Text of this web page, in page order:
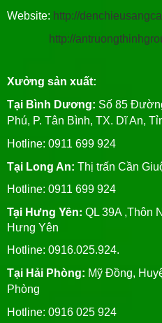
Website: http://
http://
Xưởng sản xuất:
Tại Bình Dương: Số 85
Phú, P. Tân Bình, TX. Dĩ An,
Hotline: 0911 699 924
Tại Long An: Thị trấn Cần
Hotline: 0911 699 924
Tại Hưng Yên: QL 39A ,Thôn
Hưng Yên
Hotline: 0916.025.924.
Tại Hải Phòng: Mỹ Đồng,
Phòng
Hotline: 0916 025 924